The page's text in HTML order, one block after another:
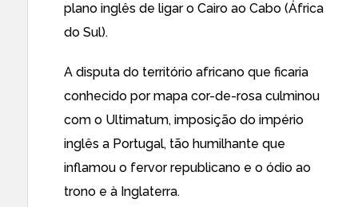
plano inglês de ligar o Cairo ao Cabo (África
do Sul).
A disputa do território africano que ficaria
conhecido por mapa cor-de-rosa culminou
com o Ultimatum, imposição do império
inglês a Portugal, tão humilhante que
inflamou o fervor republicano e o ódio ao
trono e à Inglaterra.